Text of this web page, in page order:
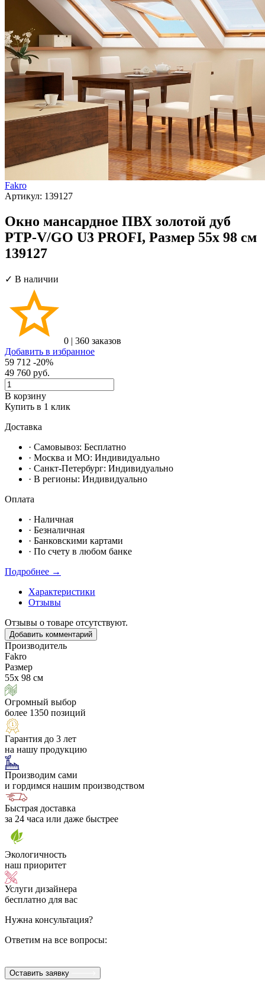
Fakro
Артикул: 139127
Окно мансардное ПВХ золотой дуб
PTP-V/GO U3 PROFI, Размер 55х 98 см
139127
✓ В наличии
0 | 360 заказов
Добавить в избранное
59 712 -20%
49 760 руб.
В корзину
Купить в 1 клик
Доставка
· Самовывоз: Бесплатно
· Москвa и МО: Индивидуально
· Санкт-Петербург: Индивидуально
· В регионы: Индивидуально
Оплата
· Наличная
· Безналичная
· Банковскими картами
· По счету в любом банке
Подробнее →
Характеристики
Отзывы
Отзывы о товаре отсутствуют.
Добавить комментарий
Производитель
Fakro
Размер
55х 98 см
Огромный выбор
более 1350 позиций
Гарантия до 3 лет
на нашу продукцию
Производим сами
и гордимся нашим производством
Быстрая доставка
за 24 часа или даже быстрее
Экологичность
наш приоритет
Услуги дизайнера
бесплатно для вас
Нужна консультация?
Ответим на все вопросы:
Оставить заявку